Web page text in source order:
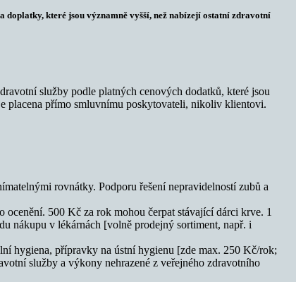
které jsou významně vyšší, než nabízejí ostatní zdravotní
služby podle platných cenových dodatků, které jsou
placena přímo smluvnímu poskytovateli, nikoliv klientovi.
rovnátky. Podporu řešení nepravidelností zubů a
500 Kč za rok mohou čerpat stávající dárci krve. 1
nákupu v lékárnách [volně prodejný sortiment, např. i
hygiena, přípravky na ústní hygienu [zde max. 250 Kč/rok;
služby a výkony nehrazené z veřejného zdravotního